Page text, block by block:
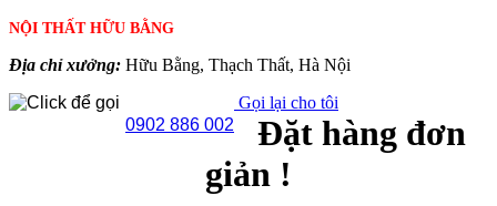
NỘI THẤT HỮU BẰNG
Địa chỉ xưởng: Hữu Bằng, Thạch Thất, Hà Nội
0902 886 002
Gọi lại cho tôi
Đặt hàng đơn
giản !